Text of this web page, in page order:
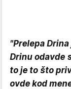
"Prelepa
Drinu odavde
to je to što
ovde kod